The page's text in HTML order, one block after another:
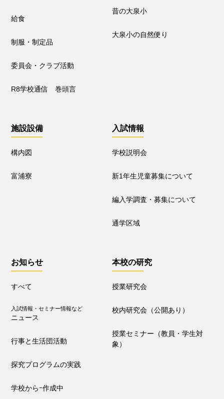
ニュース
授業研究会 校内研究会（公開あり）
対象）
給食
制服・制定品
委員会・クラブ活動
R8学校通信 巻頭言
昔の大泉小
大泉小の自然便り
施設設備
構内図
富浦寮
入試情報
学校説明会
新1年生児童募集について
編入学調査・募集について
通学区域
お知らせ
すべて
入試情報・セミナー情報など
ニュース
行事と生活団活動
探究プログラムの実践
学校からｰ作成中
本校の研究
授業研究会
校内研究会（公開あり）
授業セミナー（教員・学生対
象）